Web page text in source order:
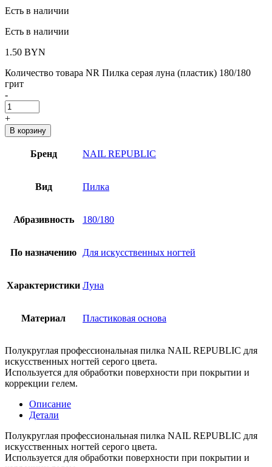
Есть в наличии
Есть в наличии
1.50 BYN
Количество товара NR Пилка серая луна (пластик) 180/180
грит
-
+
В корзину
Бренд NAIL REPUBLIC
Вид Пилка
Абразивность 180/180
По назначению Для искусственных ногтей
Характеристики Луна
Материал Пластиковая основа
Полукруглая профессиональная пилка NAIL REPUBLIC для
искусственных ногтей серого цвета.
Используется для обработки поверхности при покрытии и
коррекции гелем.
Описание
Детали
Полукруглая профессиональная пилка NAIL REPUBLIC для
искусственных ногтей серого цвета.
Используется для обработки поверхности при покрытии и